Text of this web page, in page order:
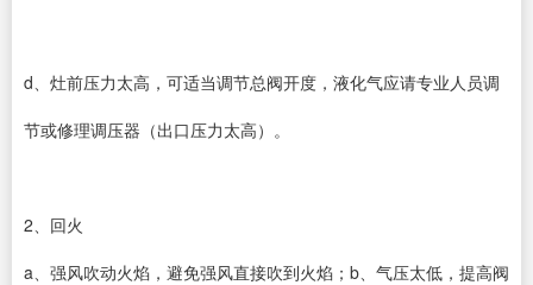
d、灶前压力太高，可适当调节总阀开度，液化气应请专业人员调
节或修理调压器（出口压力太高）。
2、回火
a、强风吹动火焰，避免强风直接吹到火焰；b、气压太低，提高阀